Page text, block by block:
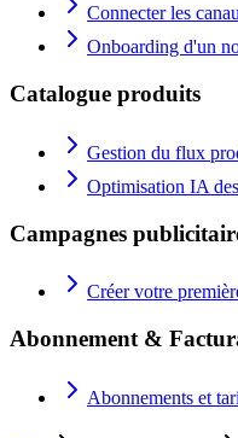
Connecter les
Onboarding d'un
Catalogue produits
Gestion du flux
Optimisation IA
Campagnes
Créer votre
Abonnement &
Abonnements et